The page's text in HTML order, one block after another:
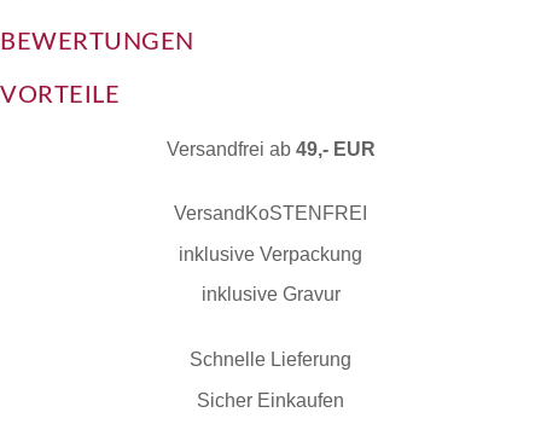
BEWERTUNGEN
VORTEILE
Versandfrei ab 49,- EUR
VersandKoSTENFREI
inklusive Verpackung
inklusive Gravur
Schnelle Lieferung
Sicher Einkaufen